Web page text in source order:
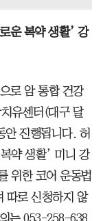
운 복약 생활’ 강
로 암 통합 건강
유센터(대구 달
안 진행됩니다. 허
약 생활’ 미니 강
위한 코어 운동법
따로 신청하지 않
는 053-258-638